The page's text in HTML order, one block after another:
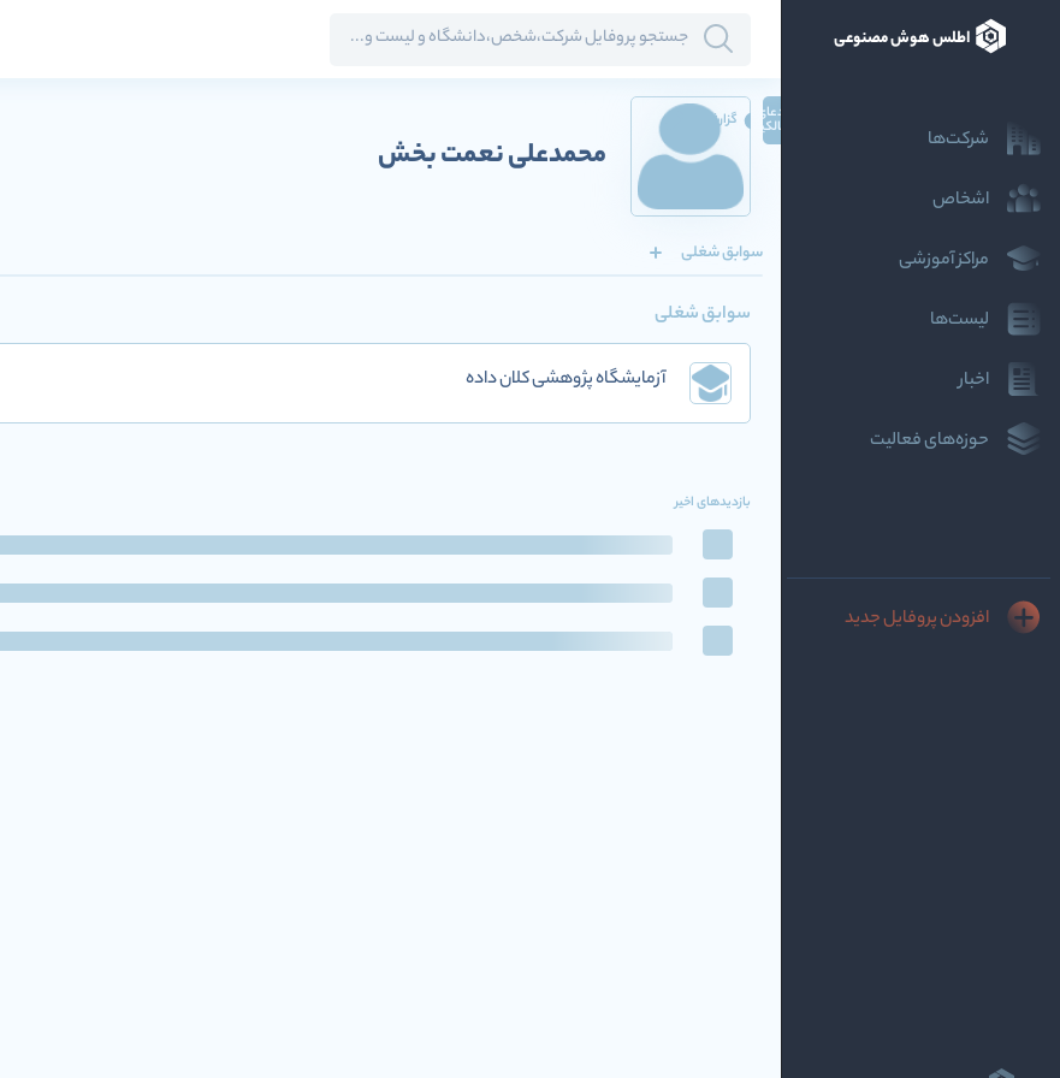
اطلس هوش مصنوعی
شرکت‌ها
اشخاص
مراکز آموزشی
لیست‌ها
اخبار
حوزه‌های فعالیت
افزودن پروفایل جدید
محمدعلی نعمت بخش
ادعای
مالکیت گزارش
سوابق شغلی
سوابق شغلی
آزمایشگاه پژوهشی کلان داده
بازدیدهای اخیر